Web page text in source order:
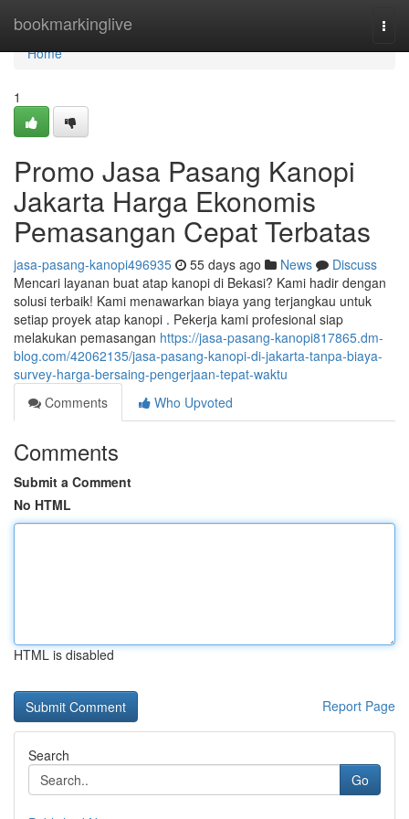
bookmarkinglive
Home
Home
1
Promo Jasa Pasang Kanopi
Jakarta Harga Ekonomis
Pemasangan Cepat Terbatas
jasa-pasang-kanopi496935 55 days ago News
Discuss
Mencari layanan buat atap kanopi di Bekasi? Kami hadir dengan
solusi terbaik! Kami menawarkan biaya yang terjangkau untuk
setiap proyek atap kanopi . Pekerja kami profesional siap
melakukan pemasangan https://jasa-pasang-kanopi817865.dm-
blog.com/42062135/jasa-pasang-kanopi-di-jakarta-tanpa-biaya-
survey-harga-bersaing-pengerjaan-tepat-waktu
Comments
Who Upvoted
Comments
Submit a Comment
No HTML
HTML is disabled
Report Page
Search
Go